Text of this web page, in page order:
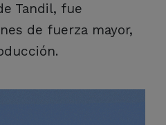
Tandil, fue
de fuerza mayor,